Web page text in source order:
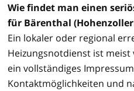
Wie findet man einen
für Bärenthal
Ein lokaler oder regional
Heizungsnotdienst ist
ein vollständiges
Kontaktmöglichkeiten und